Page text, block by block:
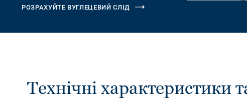
РОЗРАХУЙТЕ ВУГЛЕЦЕВИЙ СЛІД
Технічні характеристики